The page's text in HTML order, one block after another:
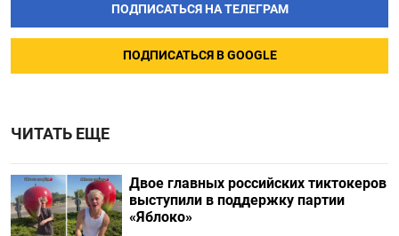
ПОДПИСАТЬСЯ НА ТЕЛЕГРАМ
ПОДПИСАТЬСЯ В GOOGLE
ЧИТАТЬ ЕЩЕ
Двое главных российских тиктокеров
выступили в поддержку партии
«Яблоко»